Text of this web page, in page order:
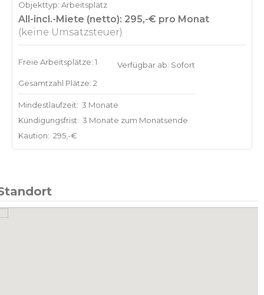
Objekttyp: Arbeitsplatz
All-incl.-Miete (netto): 295,-€ pro Monat
(keine Umsatzsteuer)
Freie Arbeitsplätze: 1
Gesamtzahl Plätze: 2
Verfügbar ab: Sofort
Mindestlaufzeit: 3 Monate
Kündigungsfrist: 3 Monate zum Monatsende
Kaution: 295,-€